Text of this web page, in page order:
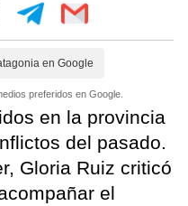
en Google
preferidos en Google.
en la provincia
del pasado.
Gloria Ruiz criticó
el